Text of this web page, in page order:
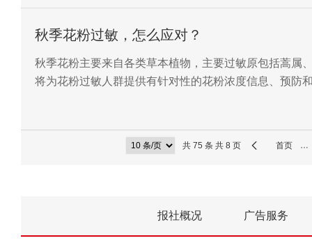
秋季花粉过敏，怎么应对？
秋季花粉主要来自各类草本植物，主要过敏原包括蒿属
将为花粉过敏人群提供有针对性的花粉浓度信息、预防
共 75 条 共 8 页 首页 …
报社概况 广告服务